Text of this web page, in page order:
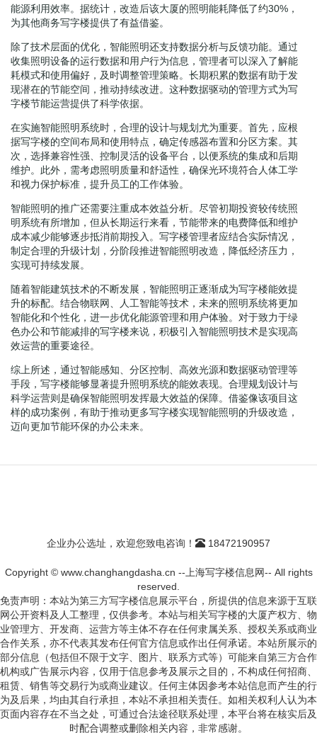
能源利用效率。据统计，改造后该大厦的照明能耗降低了约30%，
为其他商务写字楼提供了有益借鉴。
除了技术层面的优化，智能照明还支持数据分析与反馈功能。通过
收集照明设备的运行数据和用户行为信息，管理者可以深入了解能
耗模式和使用偏好，及时调整管理策略。长期积累的数据有助于发
现潜在的节能空间，推动持续改进。这种数据驱动的管理方式为写
字楼节能运营提供了科学依据。
在实施智能照明系统时，合理的设计与规划尤为重要。首先，应根
据写字楼的空间布局和使用特点，确定传感器布置和分区方案。其
次，选择兼容性强、控制灵活的设备平台，以便系统的集成和后期
维护。此外，需考虑照明质量和舒适性，确保光环境符合人体工学
和视力保护标准，提升员工的工作体验。
智能照明的推广还需要注重成本效益分析。尽管初期投资较传统照
明系统有所增加，但从长期运行来看，节能带来的电费降低和维护
成本减少能够逐步抵消前期投入。写字楼管理者应结合实际情况，
制定合理的升级计划，分阶段推进智能照明改造，降低经济压力，
实现可持续发展。
随着智能建筑技术的不断发展，智能照明正逐渐成为写字楼能效提
升的标配。结合物联网、人工智能等技术，未来的照明系统将更加
智能化和个性化，进一步优化能源管理和用户体验。对于致力于绿
色办公和节能减排的写字楼来说，积极引入智能照明技术是实现高
效运营的重要途径。
综上所述，通过智能感知、分区控制、高效光源和数据驱动管理等
手段，写字楼能够显著提升照明系统的能效表现。合理规划设计与
科学运营则是确保智能照明发挥最大效益的保障。借鉴像该项目这
样的成功案例，有助于推动更多写字楼实现智能照明的升级改造，
迈向更加节能环保的办公未来。
企业办公选址，欢迎您致电咨询！ 18472190957
Copyright © www.changhangdasha.cn --上海写字楼信息网-- All rights
reserved.
免责声明：本站为第三方写字楼信息展示平台，所提供的信息来源于互联
网公开资料及人工整理，仅供参考。本站与相关写字楼的大厦产权方、物
业管理方、开发商、运营方等主体不存在任何隶属关系、授权关系或商业
合作关系，亦不代表其发布任何官方信息或作出任何承诺。本站所展示的
部分信息（包括但不限于文字、图片、联系方式等）可能来自第三方合作
机构或广告展示内容，仅用于信息参考及展示之目的，不构成任何招商、
租赁、销售等交易行为或商业建议。任何主体因参考本站信息而产生的行
为及后果，均由其自行承担，本站不承担相关责任。如相关权利人认为本
页面内容存在不当之处，可通过合法途径联系处理，本平台将在核实后及
时配合调整或删除相关内容，非常感谢。